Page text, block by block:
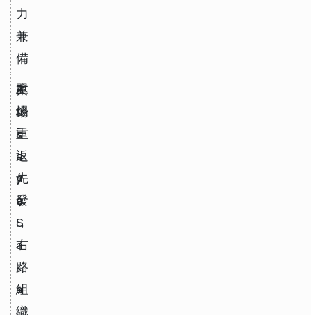
力
兼
備
B
u
k
a
y
o
S
a
k
a
翼
鋒
A
r
s
e
n
a
l
本
場
重
返
先
發
，
右
路
組
織